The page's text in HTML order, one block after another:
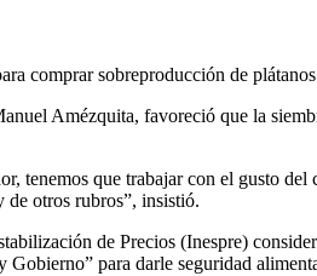
comprar sobreproducción de
Amézquita, favoreció que la
tenemos que trabajar con el gusto
de otros rubros”, insistió.
de Precios (Inespre)
para darle seguridad